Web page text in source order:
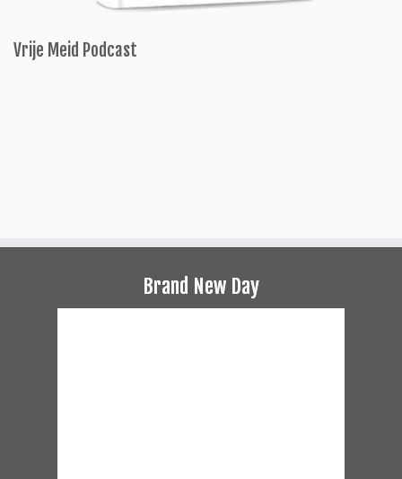
Vrije Meid Podcast
Brand New Day